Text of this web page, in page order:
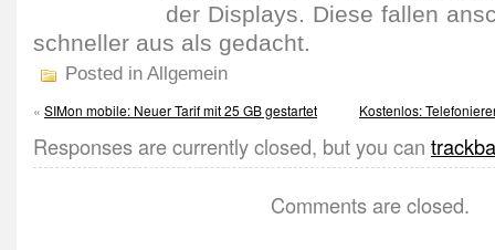
der Displays. Diese fallen
schneller aus als gedacht.
Posted in Allgemein
« SIMon mobile: Neuer Tarif mit 25 GB gestartet Kostenlos:
Responses are currently closed, but you can
Comments are closed.